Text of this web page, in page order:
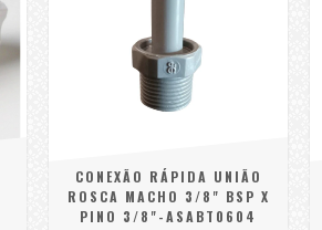
CONEXÃO RÁPIDA UNIÃO
ROSCA MACHO 3/8" BSP X
PINO 3/8"-ASABT0604